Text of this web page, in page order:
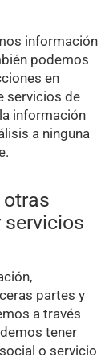
información
podemos
en
servicios de
información
a ninguna
partes y
a través
tener
o servicio